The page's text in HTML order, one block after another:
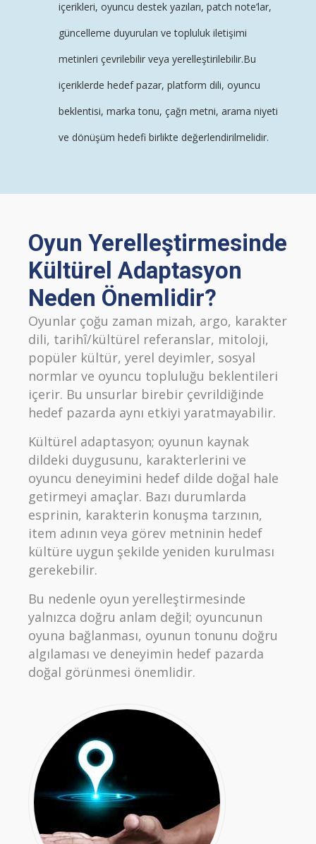
içerikleri, oyuncu destek yazıları, patch note’lar,
güncelleme duyuruları ve topluluk iletişimi
metinleri çevrilebilir veya yerelleştirilebilir.Bu
içeriklerde hedef pazar, platform dili, oyuncu
beklentisi, marka tonu, çağrı metni, arama niyeti
ve dönüşüm hedefi birlikte değerlendirilmelidir.
Oyun Yerelleştirmesinde
Kültürel Adaptasyon
Neden Önemlidir?
Oyunlar çoğu zaman mizah, argo, karakter
dili, tarihî/kültürel referanslar, mitoloji,
popüler kültür, yerel deyimler, sosyal
normlar ve oyuncu topluluğu beklentileri
içerir. Bu unsurlar birebir çevrildiğinde
hedef pazarda aynı etkiyi yaratmayabilir.
Kültürel adaptasyon; oyunun kaynak
dildeki duygusunu, karakterlerini ve
oyuncu deneyimini hedef dilde doğal hale
getirmeyi amaçlar. Bazı durumlarda
esprinin, karakterin konuşma tarzının,
item adının veya görev metninin hedef
kültüre uygun şekilde yeniden kurulması
gerekebilir.
Bu nedenle oyun yerelleştirmesinde
yalnızca doğru anlam değil; oyuncunun
oyuna bağlanması, oyunun tonunu doğru
algılaması ve deneyimin hedef pazarda
doğal görünmesi önemlidir.